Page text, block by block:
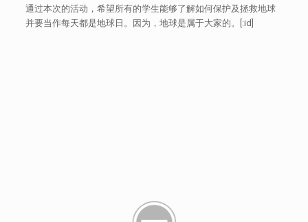
通过本次的活动，希望所有的学生能够了解如何保护及拯救地球
并要当作每天都是地球日。因为，地球是属于大家的。[:id]